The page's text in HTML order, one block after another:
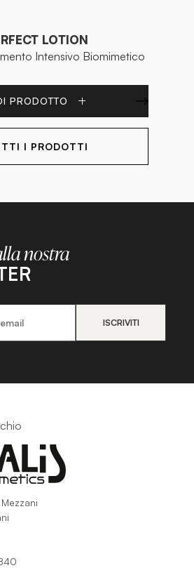
LOTION
Intensivo Biomimetico
PRODOTTO
I PRODOTTI
nostra